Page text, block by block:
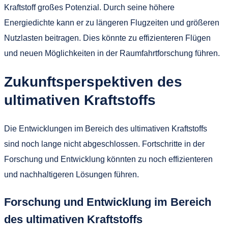
Kraftstoff großes Potenzial. Durch seine höhere
Energiedichte kann er zu längeren Flugzeiten und größeren
Nutzlasten beitragen. Dies könnte zu effizienteren Flügen
und neuen Möglichkeiten in der Raumfahrtforschung führen.
Zukunftsperspektiven des
ultimativen Kraftstoffs
Die Entwicklungen im Bereich des ultimativen Kraftstoffs
sind noch lange nicht abgeschlossen. Fortschritte in der
Forschung und Entwicklung könnten zu noch effizienteren
und nachhaltigeren Lösungen führen.
Forschung und Entwicklung im Bereich
des ultimativen Kraftstoffs